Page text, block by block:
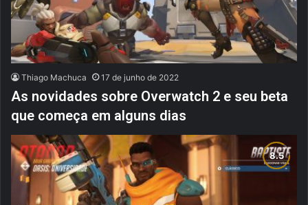
Thiago Machuca 17 de junho de 2022
As novidades sobre Overwatch 2 e seu beta
que começa em alguns dias